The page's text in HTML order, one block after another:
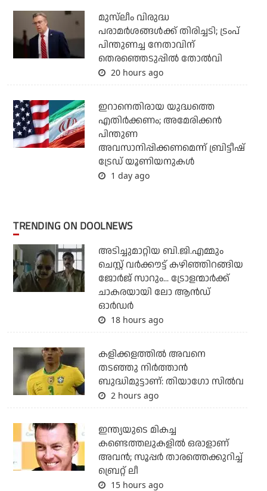
മുസ്‌ലീം വിരുദ്ധ
പരാമര്‍ശങ്ങള്‍ക്ക് തിരിച്ചടി; ട്രംപ്
പിന്തുണച്ച നേതാവിന്
തെരഞ്ഞെടുപ്പില്‍ തോല്‍വി
20 hours ago
ഇറാനെതിരായ യുദ്ധത്തെ
എതിര്‍ക്കണം; അമേരിക്കന്‍
പിന്തുണ
അവസാനിപ്പിക്കണമെന്ന് ബ്രിട്ടീഷ്
ട്രേഡ് യൂണിയനുകള്‍
1 day ago
TRENDING ON DOOLNEWS
അടിച്ചുമാറ്റിയ ബി.ജി.എമ്മും
ചെസ്റ്റ് വര്‍ക്കൗട്ട് കഴിഞ്ഞിറങ്ങിയ
ജോര്‍ജ് സാറും... ട്രോളന്മാര്‍ക്ക്
ചാകരയായി ലോ ആന്‍ഡ്
ഓര്‍ഡര്‍
18 hours ago
കളിക്കളത്തില്‍ അവനെ
തടഞ്ഞു നിര്‍ത്താന്‍
ബുദ്ധിമുട്ടാണ്: തിയാഗോ സില്‍വ
2 hours ago
ഇന്ത്യയുടെ മികച്ച
കണ്ടെത്തലുകളില്‍ ഒരാളാണ്
അവന്‍; സൂപ്പര്‍ താരത്തെക്കുറിച്ച്
ബ്രെറ്റ് ലീ
15 hours ago